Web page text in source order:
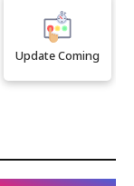
Update Coming